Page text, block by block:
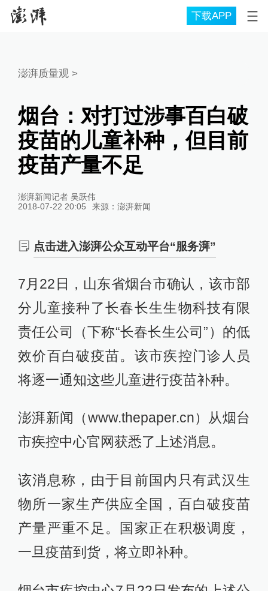
下载APP
澎湃质量观>
烟台：对打过涉事百白破
疫苗的儿童补种，但目前
疫苗产量不足
澎湃新闻记者 吴跃伟
2018-07-22 20:05
来源： 澎湃新闻
点击进入澎湃公众互动平台“服务湃”
7月22日，山东省烟台市确认，该市部
分儿童接种了长春长生生物科技有限
责任公司（下称“长春长生公司”）的低
效价百白破疫苗。该市疾控门诊人员
将逐一通知这些儿童进行疫苗补种。
澎湃新闻（www.thepaper.cn）从烟台
市疾控中心官网获悉了上述消息。
该消息称，由于目前国内只有武汉生
物所一家生产供应全国，百白破疫苗
产量严重不足。国家正在积极调度，
一旦疫苗到货，将立即补种。